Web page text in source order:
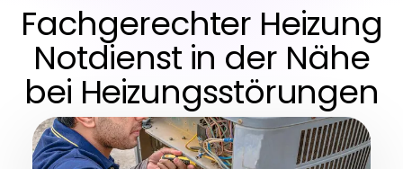
Fachgerechter Heizung
Notdienst in der Nähe
bei Heizungsstörungen